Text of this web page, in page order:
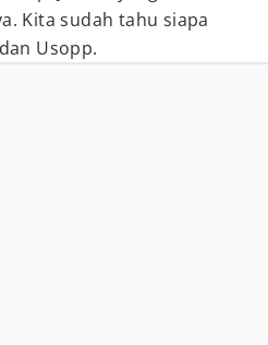
Kita sudah tahu siapa
Usopp.